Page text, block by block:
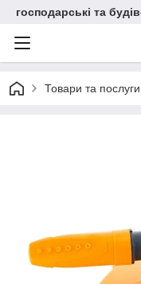
господарські та
Товари та послуги